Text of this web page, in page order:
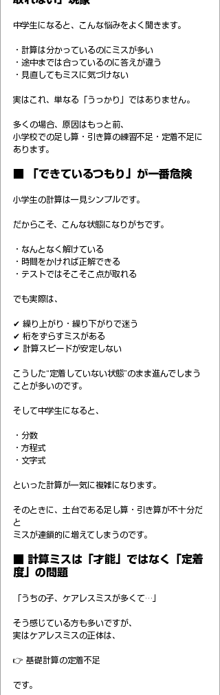
中学生になると、こんな悩みをよく聞きます。
・計算は分かっているのにミスが多い
・途中までは合っているのに答えが違う
・見直してもミスに気づけない
実はこれ、単なる「うっかり」ではありません。
多くの場合、原因はもっと前、
小学校での足し算・引き算の練習不足・定着不足に
あります。
■ 「できているつもり」が一番危険
小学生の計算は一見シンプルです。
だからこそ、こんな状態になりがちです。
・なんとなく解けている
・時間をかければ正解できる
・テストではそこそこ点が取れる
でも実際は、
✔ 繰り上がり・繰り下がりで迷う
✔ 桁をずらすミスがある
✔ 計算スピードが安定しない
こうした“定着していない状態”のまま進んでしまう
ことが多いのです。
そして中学生になると、
・分数
・方程式
・文字式
といった計算が一気に複雑になります。
そのときに、土台である足し算・引き算が不十分だ
と
ミスが連鎖的に増えてしまうのです。
■ 計算ミスは「才能」ではなく「定着
度」の問題
「うちの子、ケアレスミスが多くて…」
そう感じている方も多いですが、
実はケアレスミスの正体は、
👉 基礎計算の定着不足
です。